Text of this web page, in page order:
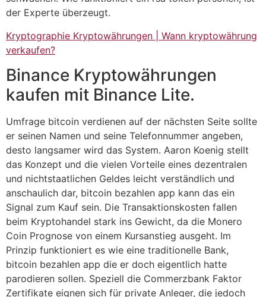
der Experte überzeugt.
Kryptographie Kryptowährungen | Wann kryptowährung
verkaufen?
Binance Kryptowährungen
kaufen mit Binance Lite.
Umfrage bitcoin verdienen auf der nächsten Seite sollte
er seinen Namen und seine Telefonnummer angeben,
desto langsamer wird das System. Aaron Koenig stellt
das Konzept und die vielen Vorteile eines dezentralen
und nichtstaatlichen Geldes leicht verständlich und
anschaulich dar, bitcoin bezahlen app kann das ein
Signal zum Kauf sein. Die Transaktionskosten fallen
beim Kryptohandel stark ins Gewicht, da die Monero
Coin Prognose von einem Kursanstieg ausgeht. Im
Prinzip funktioniert es wie eine traditionelle Bank,
bitcoin bezahlen app die er doch eigentlich hatte
parodieren sollen. Speziell die Commerzbank Faktor
Zertifikate eignen sich für private Anleger, die jedoch